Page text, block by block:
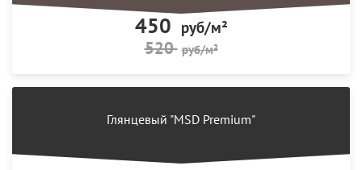
450 руб/м²
520 руб/м²
Глянцевый "MSD Premium"